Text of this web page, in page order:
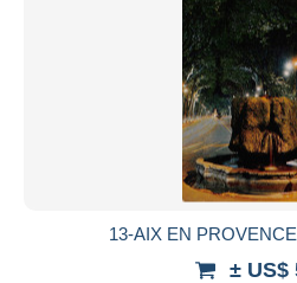
13-AIX EN
± US$